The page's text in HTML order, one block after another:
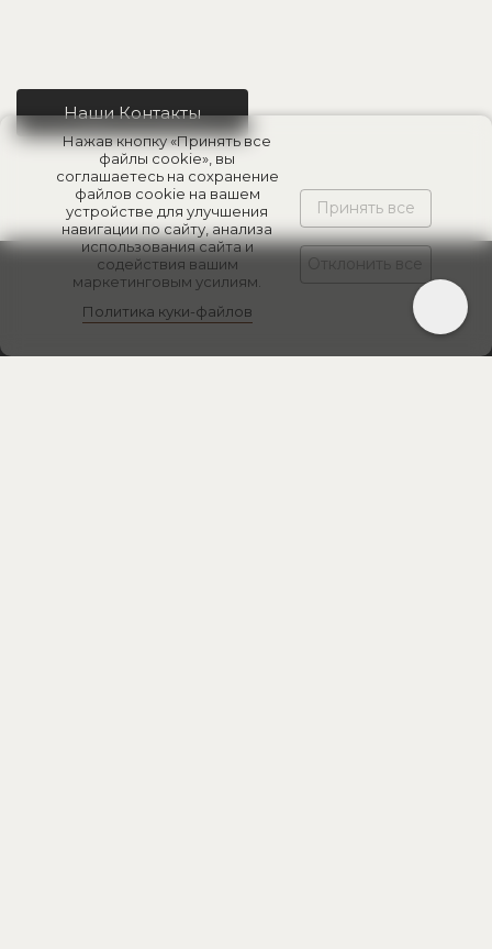
Наши Контакты
Нажав кнопку «Принять все
файлы cookie», вы
соглашаетесь на сохранение
файлов cookie на вашем
устройстве для улучшения
навигации по сайту, анализа
использования сайта и
содействия вашим
маркетинговым усилиям.
Политика куки-файлов
Принять все
Отклонить все